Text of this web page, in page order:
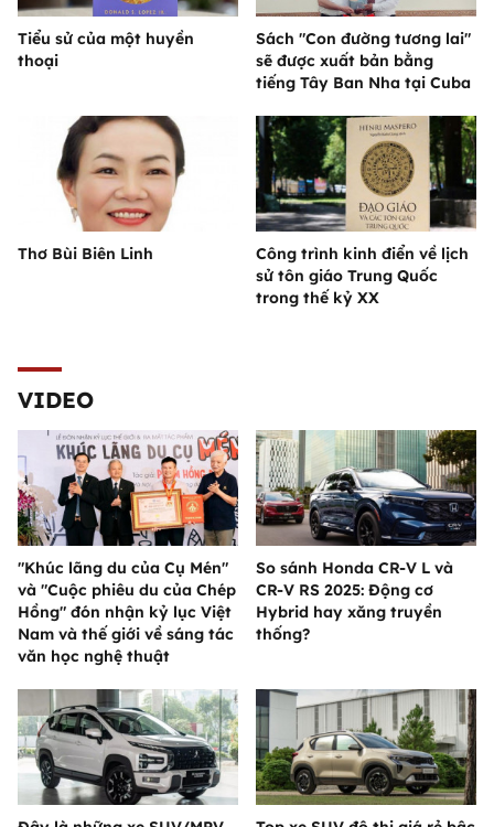
Tiểu sử của một huyền
thoại
Sách "Con đường tương lai"
sẽ được xuất bản bằng
tiếng Tây Ban Nha tại Cuba
Thơ Bùi Biên Linh
Công trình kinh điển về lịch
sử tôn giáo Trung Quốc
trong thế kỷ XX
VIDEO
"Khúc lãng du của Cụ Mén"
và "Cuộc phiêu du của Chép
Hồng" đón nhận kỷ lục Việt
Nam và thế giới về sáng tác
văn học nghệ thuật
So sánh Honda CR-V L và
CR-V RS 2025: Động cơ
Hybrid hay xăng truyền
thống?